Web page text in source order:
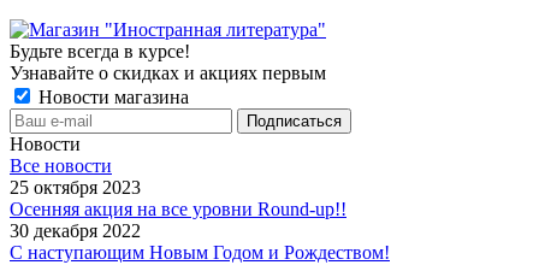
Будьте всегда в курсе!
Узнавайте о скидках и акциях первым
Новости магазина
Новости
Все новости
25 октября 2023
Осенняя акция на все уровни Round-up!!
30 декабря 2022
С наступающим Новым Годом и Рождеством!